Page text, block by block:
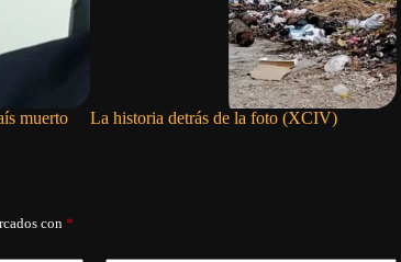
muerto La historia detrás de la foto (XCIV)
con *